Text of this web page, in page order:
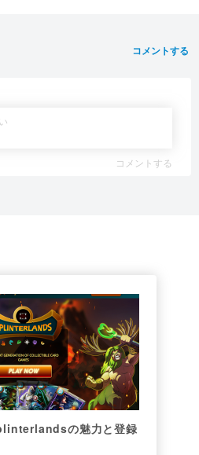
コメントする
コメントする
の魅力と登録